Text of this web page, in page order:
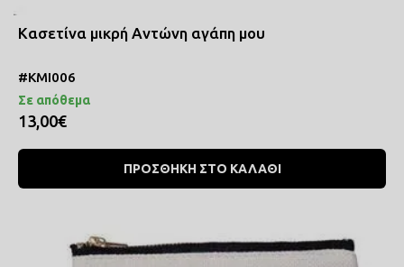
Κασετίνα μικρή Αντώνη αγάπη μου
#ΚΜΙ006
Σε απόθεμα
13,00€
ΠΡΟΣΘΗΚΗ ΣΤΟ ΚΑΛΑΘΙ